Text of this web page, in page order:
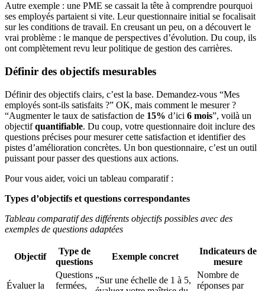
Autre exemple : une PME se cassait la tête à comprendre pourquoi
ses employés partaient si vite. Leur questionnaire initial se focalisait
sur les conditions de travail. En creusant un peu, on a découvert le
vrai problème : le manque de perspectives d’évolution. Du coup, ils
ont complètement revu leur politique de gestion des carrières.
Définir des objectifs mesurables
Définir des objectifs clairs, c’est la base. Demandez-vous “Mes
employés sont-ils satisfaits ?” OK, mais comment le mesurer ?
“Augmenter le taux de satisfaction de 15% d’ici 6 mois”, voilà un
objectifquantifiable. Du coup, votre questionnaire doit inclure des
questions précises pour mesurer cette satisfaction et identifier des
pistes d’amélioration concrètes. Un bon questionnaire, c’est un outil
puissant pour passer des questions aux actions.
Pour vous aider, voici un tableau comparatif :
Types d’objectifs et questions correspondantes
Tableau comparatif des différents objectifs possibles avec des
exemples de questions adaptées
Objectif
Type de
questions
Exemple concret
Indicateurs de
mesure
Évaluer la
Questions
fermées,
”Sur une échelle de 1 à 5,
Nombre de
réponses par